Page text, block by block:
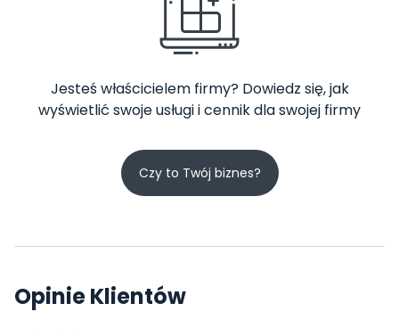
Jesteś właścicielem firmy? Dowiedz się, jak
wyświetlić swoje usługi i cennik dla swojej firmy
Czy to Twój biznes?
Opinie Klientów